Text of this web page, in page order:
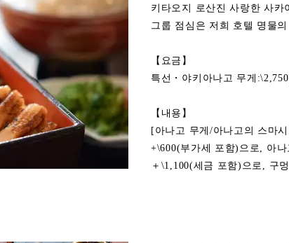
키타오지 로산진 사랑한 사카
그룹 점심은 저희 호텔 명물
【요금】
특선・야키아나고 무게
【내용】
[아나고 무게/아나고의 스마
+\600(부가세 포함)으로, 아
＋\1,100(세금 포함)으로, 구